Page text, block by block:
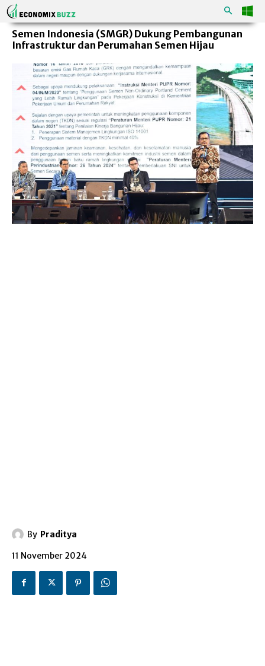
Semen Indonesia (SMGR) Dukung Pembangunan
Infrastruktur dan Perumahan Semen Hijau
By Praditya
11 November 2024